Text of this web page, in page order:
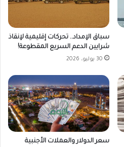
سباق الإمداد.. تحركات إقليمية لإنقاذ
شرايين الدعم السريع المقطوعة!
30 يوليو، 2026
سعر الدولار والعملات الأجنبية